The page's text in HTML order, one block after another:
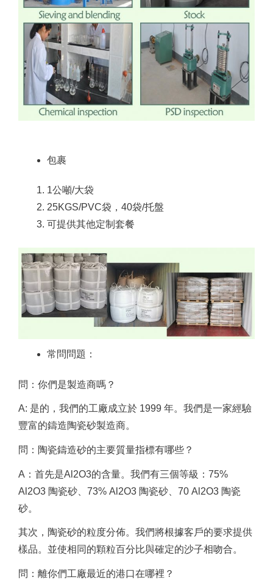
包裹
1公噸/大袋
25KGS/PVC袋，40袋/托盤
可提供其他定制套餐
常問問題：
問：你們是製造商嗎？
A: 是的，我們的工廠成立於 1999 年。我們是一家經驗
豐富的鑄造陶瓷砂製造商。
問：陶瓷鑄造砂的主要質量指標有哪些？
A：首先是Al2O3的含量。 我們有三個等級：75%
Al2O3 陶瓷砂、73% Al2O3 陶瓷砂、70 Al2O3 陶瓷
砂。
其次，陶瓷砂的粒度分佈。 我們將根據客戶的要求提供
樣品。 並使相同的顆粒百分比與確定的沙子相吻合。
問：離你們工廠最近的港口在哪裡？